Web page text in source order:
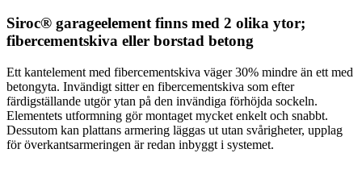
Siroc® garageelement finns med 2 olika ytor;
fibercementskiva eller borstad betong
Ett kantelement med fibercementskiva väger 30% mindre än ett med
betongyta. Invändigt sitter en fibercementskiva som efter
färdigställande utgör ytan på den invändiga förhöjda sockeln.
Elementets utformning gör montaget mycket enkelt och snabbt.
Dessutom kan plattans armering läggas ut utan svårigheter, upplag
för överkantsarmeringen är redan inbyggt i systemet.